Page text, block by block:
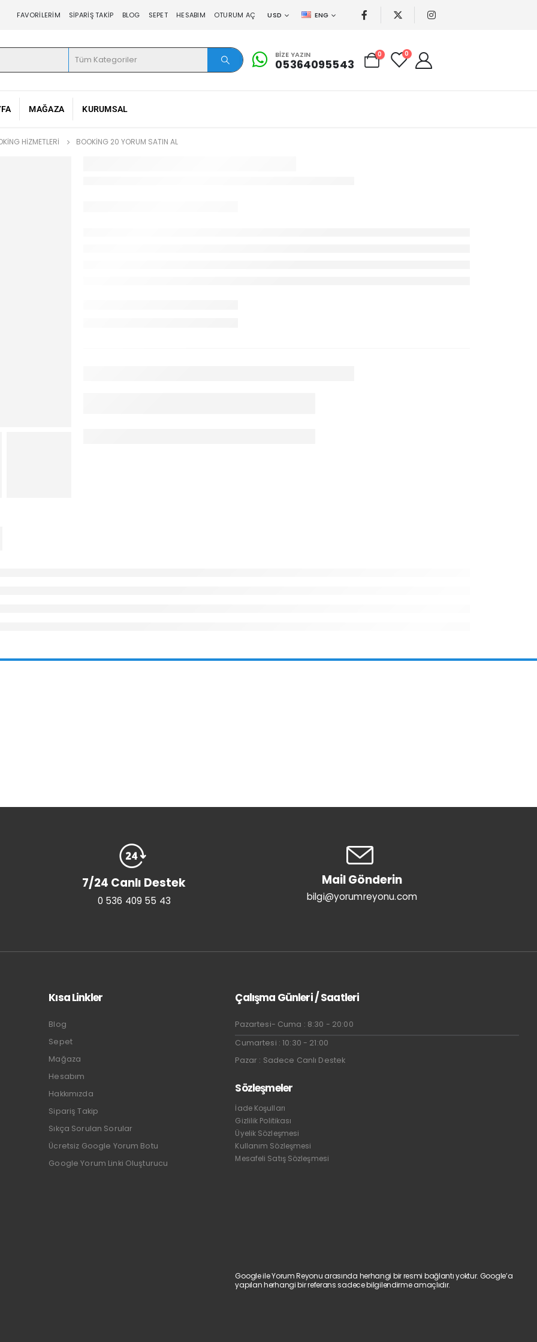
FAVORILERIM SIPARIŞ TAKIP BLOG SEPET HESABIM OTURUM AÇ USD ENG
BIZE YAZIN
05364095543
0 0
MAĞAZA KURUMSAL
HIZMETLERI BOOKING 20 YORUM SATIN AL
7/24 Canlı Destek
0 536 409 55 43
Mail Gönderin
bilgi@yorumreyonu.com
Kısa Linkler
Blog
Sepet
Mağaza
Hesabım
Hakkımızda
Sipariş Takip
Sıkça Sorulan Sorular
Ücretsiz Google Yorum Botu
Google Yorum Linki Oluşturucu
Çalışma Günleri / Saatleri
Pazartesi- Cuma : 8:30 - 20:00
Cumartesi : 10:30 - 21:00
Pazar : Sadece Canlı Destek
Sözleşmeler
İade Koşulları
Gizlilik Politikası
Üyelik Sözleşmesi
Kullanım Sözleşmesi
Mesafeli Satış Sözleşmesi
Google ile Yorum Reyonu arasında herhangi bir resmi bağlantı yoktur. Google’a
yapılan herhangi bir referans sadece bilgilendirme amaçlıdır.